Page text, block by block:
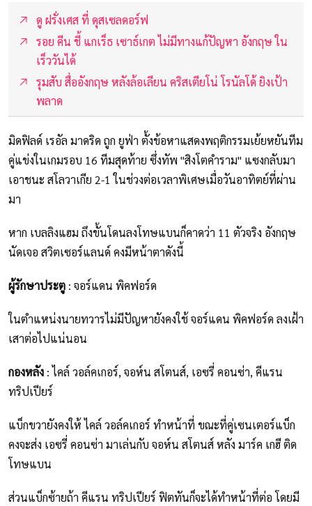
ดู ฝรั่งเศส ที่ ดุสเซลดอร์ฟ
รอย คีน ชี้ แกเร็ธ เซาธ์เกต ไม่มีทางแก้ปัญหา อังกฤษ ใน
เร็ววันได้
รุมสับ สื่ออังกฤษ หลังล้อเลียน คริสเตียโน่ โรนัลโด้ ยิงเป้า
พลาด
มิดฟิลด์ เรอัล มาดริด ถูก ยูฟ่า ตั้งข้อหาแสดงพฤติกรรมเย้ยหยันทีม
คู่แข่งในเกมรอบ 16 ทีมสุดท้าย ซึ่งทัพ "สิงโตคำราม" แซงกลับมา
เอาชนะ สโลวาเกีย 2-1 ในช่วงต่อเวลาพิเศษเมื่อวันอาทิตย์ที่ผ่าน
มา
หาก เบลลิงแฮม ถึงขั้นโดนลงโทษแบนก็คาดว่า 11 ตัวจริง อังกฤษ
นัดเจอ สวิตเซอร์แลนด์ คงมีหน้าตาดังนี้
ผู้รักษาประตู : จอร์แดน พิคฟอร์ด
ในตำแหน่งนายทวารไม่มีปัญหายังคงใช้ จอร์แดน พิคฟอร์ด ลงเฝ้า
เสาต่อไปแน่นอน
กองหลัง : ไคล์ วอล์คเกอร์, จอห์น สโตนส์, เอซรี่ คอนซ่า, คีแรน
ทริปเปียร์
แบ็กขวายังคงให้ ไคล์ วอล์คเกอร์ ทำหน้าที่ ขณะที่คู่เซนเตอร์แบ็ก
คงจะส่ง เอซรี่ คอนซ่า มาเล่นกับ จอห์น สโตนส์ หลัง มาร์ค เกฮี ติด
โทษแบน
ส่วนแบ็กซ้ายถ้า คีแรน ทริปเปียร์ ฟิตทันก็จะได้ทำหน้าที่ต่อ โดยมี